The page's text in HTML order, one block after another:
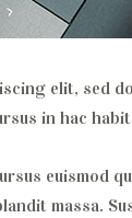
elit, sed
in hac
euismod
massa.